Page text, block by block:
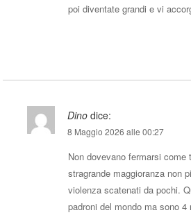
poi diventate grandi e vi
Dino dice:
8 Maggio 2026 alle 00:27
Non dovevano fermarsi
stragrande maggioranza non
violenza scatenati da pochi.
padroni del mondo ma sono